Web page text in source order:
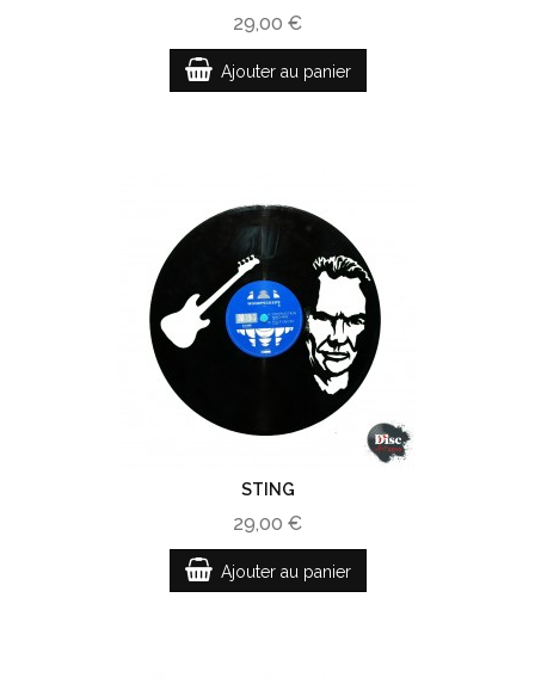
29,00 €
Ajouter au panier
STING
29,00 €
Ajouter au panier